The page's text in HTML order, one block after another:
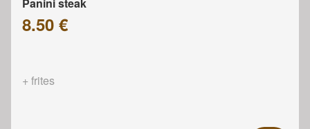
Panini steak
8.50 €
+ frites